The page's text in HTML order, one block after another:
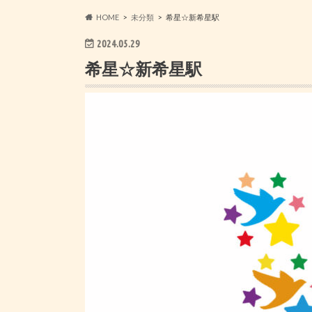
HOME 未分類 希星☆新希星駅
2024.05.29
希星☆新希星駅